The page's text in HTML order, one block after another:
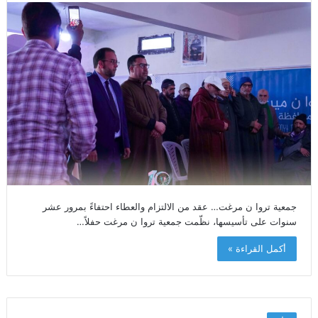
جمعية تروا ن مرغت… عقد من الالتزام والعطاء احتفاءً بمرور عشر
سنوات على تأسيسها، نظّمت جمعية تروا ن مرغت حفلاً…
أكمل القراءة »